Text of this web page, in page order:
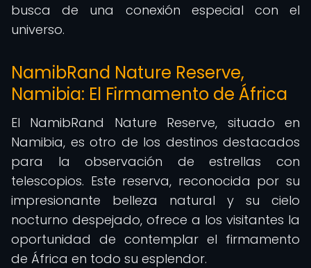
busca de una conexión especial con el
universo.
NamibRand Nature Reserve,
Namibia: El Firmamento de África
El NamibRand Nature Reserve, situado en
Namibia, es otro de los destinos destacados
para la observación de estrellas con
telescopios. Este reserva, reconocida por su
impresionante belleza natural y su cielo
nocturno despejado, ofrece a los visitantes la
oportunidad de contemplar el firmamento
de África en todo su esplendor.